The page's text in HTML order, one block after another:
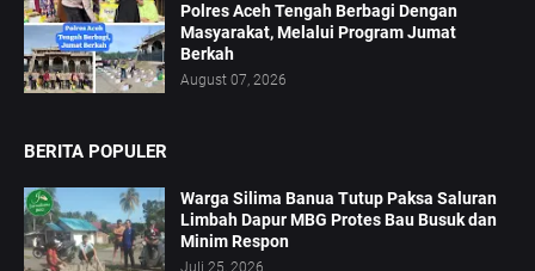
Polres Aceh Tengah Berbagi Dengan
Masyarakat, Melalui Program Jumat
Berkah
August 07, 2026
BERITA POPULER
Warga Silima Banua Tutup Paksa Saluran
Limbah Dapur MBG Protes Bau Busuk dan
Minim Respon